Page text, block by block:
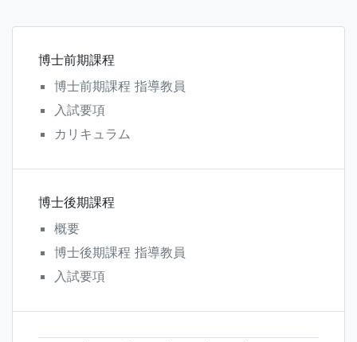
博士前期課程
博士前期課程 指導教員
入試要項
カリキュラム
博士後期課程
概要
博士後期課程 指導教員
入試要項